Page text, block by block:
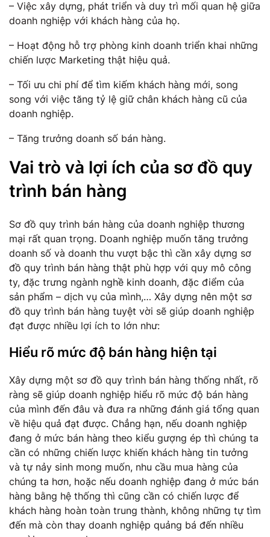
– Việc xây dựng, phát triển và duy trì mối quan hệ giữa
doanh nghiệp với khách hàng của họ.
– Hoạt động hỗ trợ phòng kinh doanh triển khai những
chiến lược Marketing thật hiệu quả.
– Tối ưu chi phí để tìm kiếm khách hàng mới, song
song với việc tăng tỷ lệ giữ chân khách hàng cũ của
doanh nghiệp.
– Tăng trưởng doanh số bán hàng.
Vai trò và lợi ích của sơ đồ quy
trình bán hàng
Sơ đồ quy trình bán hàng của doanh nghiệp thương
mại rất quan trọng. Doanh nghiệp muốn tăng trưởng
doanh số và doanh thu vượt bậc thì cần xây dựng sơ
đồ quy trình bán hàng thật phù hợp với quy mô công
ty, đặc trưng ngành nghề kinh doanh, đặc điểm của
sản phẩm – dịch vụ của mình,… Xây dựng nên một sơ
đồ quy trình bán hàng tuyệt vời sẽ giúp doanh nghiệp
đạt được nhiều lợi ích to lớn như:
Hiểu rõ mức độ bán hàng hiện tại
Xây dựng một sơ đồ quy trình bán hàng thống nhất, rõ
ràng sẽ giúp doanh nghiệp hiểu rõ mức độ bán hàng
của mình đến đâu và đưa ra những đánh giá tổng quan
về hiệu quả đạt được. Chẳng hạn, nếu doanh nghiệp
đang ở mức bán hàng theo kiểu gượng ép thì chúng ta
cần có những chiến lược khiến khách hàng tin tưởng
và tự nảy sinh mong muốn, nhu cầu mua hàng của
chúng ta hơn, hoặc nếu doanh nghiệp đang ở mức bán
hàng bằng hệ thống thì cũng cần có chiến lược để
khách hàng hoàn toàn trung thành, không những tự tìm
đến mà còn thay doanh nghiệp quảng bá đến nhiều